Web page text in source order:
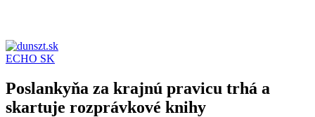
ECHO SK
Poslankyňa za krajnú pravicu trhá a
skartuje rozprávkové knihy